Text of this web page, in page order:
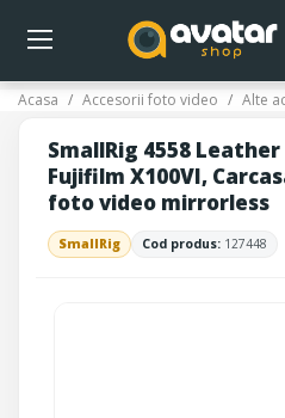
Acasa Accesorii foto video Alte
SmallRig 4558
Fujifilm X100VI,
foto video mirrorless
SmallRig Cod produs: 127448